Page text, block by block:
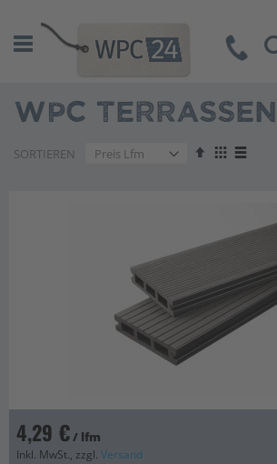
WPC
SORTIEREN
AbsteigendAnzeigen
4,29 €/ lfm
Inkl. MwSt., zzgl. Versand